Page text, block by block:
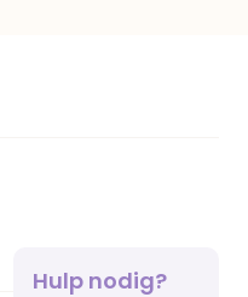
Hulp nodig?